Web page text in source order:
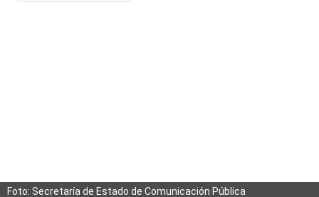
Foto: Secretaría de Estado de Comunicación Pública